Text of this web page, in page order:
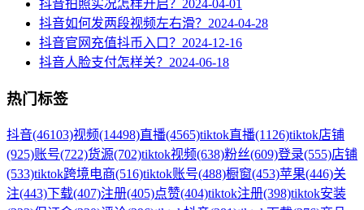
抖音拍照实况怎样开启？ 2024-04-01
抖音如何发两段视频左右滑？ 2024-04-28
抖音官网充值抖币入口？ 2024-12-16
抖音人脸支付怎样关？ 2024-06-18
热门标签
抖音(46103)视频(14498)直播(4565)tiktok直播(1126)tiktok店铺
(925)账号(722)货源(702)tiktok视频(638)粉丝(609)登录(555)店铺
(533)tiktok跨境电商(516)tiktok账号(488)橱窗(453)苹果(446)关
注(443)下载(407)注册(405)点赞(404)tiktok注册(398)tiktok安装